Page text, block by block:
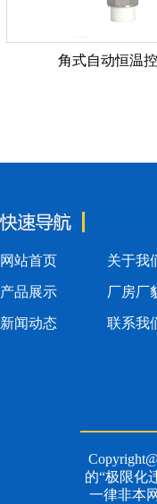
角式自动恒温
网站首页 关于我
产品展示 厂房厂
新闻动态 联系我
的“极限化
一律非本